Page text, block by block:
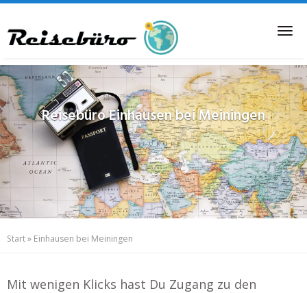
to
main
content
ReisebüroEinhausen bei Meiningen
Start» Einhausen bei Meiningen
Mit wenigen Klicks hast Du Zugang zu den